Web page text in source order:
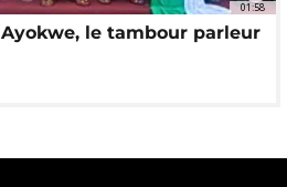
01:58
le tambour parleur